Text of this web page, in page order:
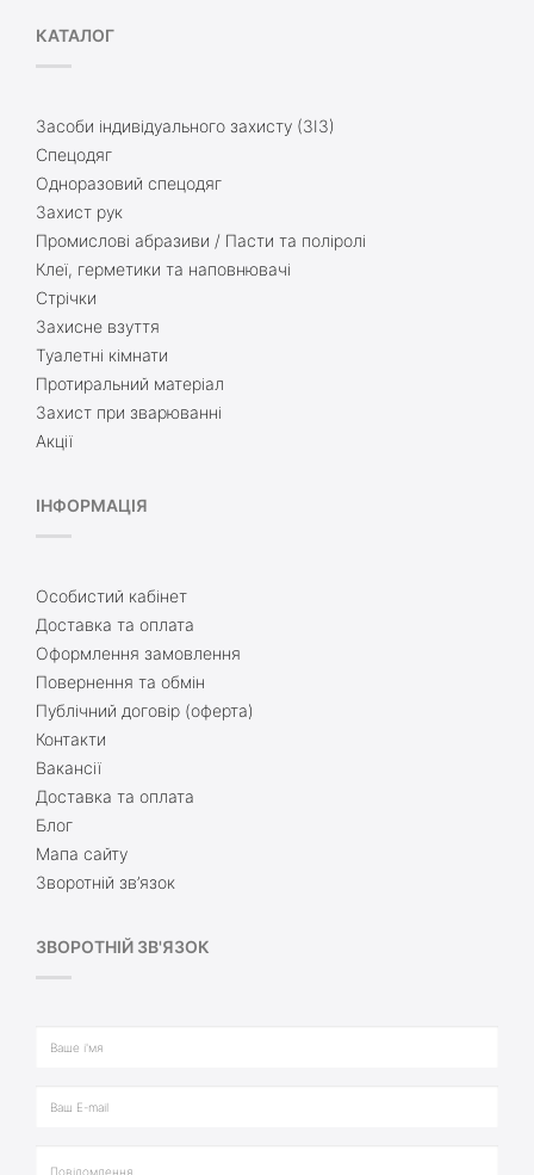
КАТАЛОГ
Засоби індивідуального захисту (ЗІЗ)
Спецодяг
Одноразовий спецодяг
Захист рук
Промислові абразиви / Пасти та поліролі
Клеї, герметики та наповнювачі
Стрічки
Захисне взуття
Туалетні кімнати
Протиральний матеріал
Захист при зварюванні
Акції
ІНФОРМАЦІЯ
Особистий кабінет
Доставка та оплата
Оформлення замовлення
Повернення та обмін
Публічний договір (оферта)
Контакти
Вакансії
Доставка та оплата
Блог
Мапа сайту
Зворотній зв’язок
ЗВОРОТНІЙ ЗВ'ЯЗОК